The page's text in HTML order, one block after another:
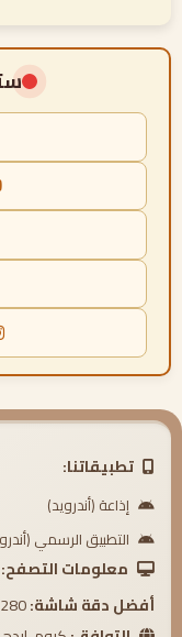
تطبيقاتنا:
إذاعة (أندرويد)
التطبيق الرسمي
معلومات التصفح:
أفضل دقة شاشة: